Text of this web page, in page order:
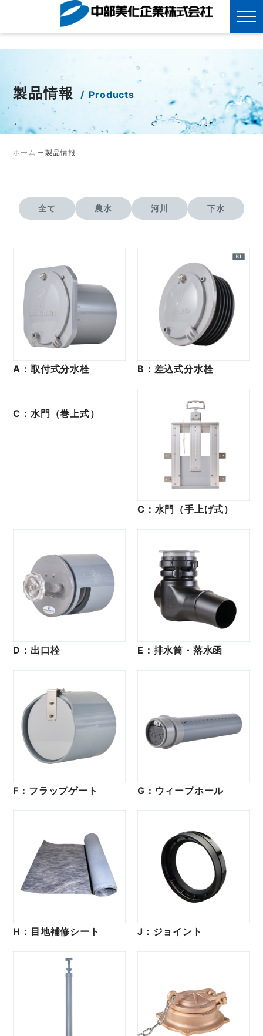
製品情報 Products
ホーム – 製品情報
全て 農水 河川 下水
A：取付式分水栓 B：差込式分水栓
C：水門（巻上式）
C：水門（手上げ式）
D：出口栓 E：排水筒・落水函
F：フラップゲート G：ウィープホール
H：目地補修シート J：ジョイント